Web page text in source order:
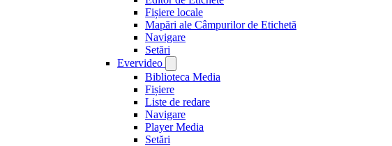
Fișiere locale
Mapări ale Câmpurilor de Etichetă
Navigare
Setări
Evervideo
Biblioteca Media
Fișiere
Liste de redare
Navigare
Player Media
Setări